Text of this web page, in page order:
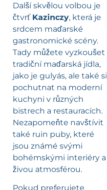
Další skvělou volbou je
čtvrť Kazinczy, která je
srdcem maďarské
gastronomické scény.
Tady můžete vyzkoušet
tradiční maďarská jídla,
jako je gulyás, ale také si
pochutnat na moderní
kuchyni v různých
bistrech a restauracích.
Nezapomeňte navštívit
také ruin puby, které
jsou známé svými
bohémskými interiéry a
živou atmosférou.
Pokud preferujete